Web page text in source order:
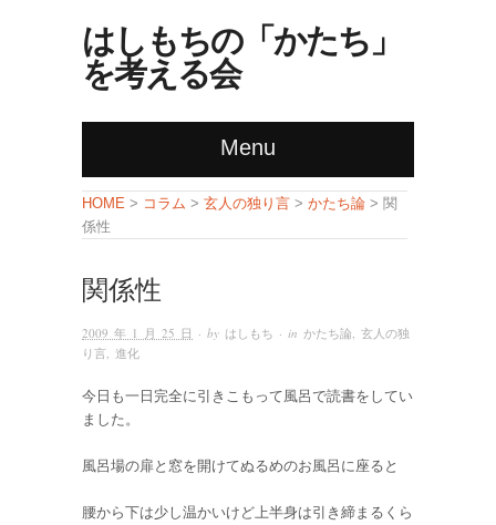
はしもちの「かたち」
を考える会
Menu
HOME > コラム > 玄人の独り言 > かたち論 > 関
係性
関係性
2009 年 1 月 25 日 · by はしもち · in かたち論, 玄人の独
り言, 進化
今日も一日完全に引きこもって風呂で読書をしてい
ました。
風呂場の扉と窓を開けてぬるめのお風呂に座ると
腰から下は少し温かいけど上半身は引き締まるくら